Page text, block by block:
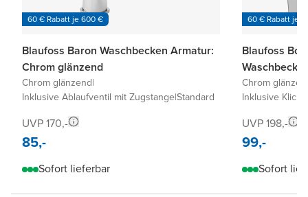
60 € Rabatt je 600 €
Blaufoss Baron Waschbecken Armatur:
Chrom glänzend
Chrom glänzend|
Inklusive Ablaufventil mit Zugstange|Standard
UVP 170,-
85,-
Sofort lieferbar
60 € Rabatt je
Blaufoss
Chrom
Inklusive
UVP 198,-
99,-
Sofort